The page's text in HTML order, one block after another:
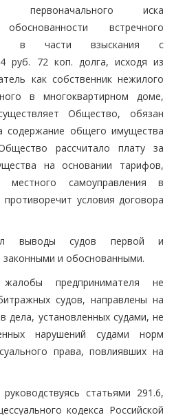
первоначального иска
встречного
в части взыскания с
руб. 72 коп. долга, исходя из
как собственник нежилого
в многоквартирном доме,
Общество, обязан
содержание общего имущества
рассчитало плату за
на основании тарифов,
местного самоуправления в
условия договора
выводы судов первой и
законными и обоснованными.
предпринимателя не
судов, направлены на
дела, установленных судами, не
нарушений судами норм
права, повлиявших на
статьями 291.6,
кодекса Российской